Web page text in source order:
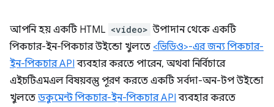
আপনি হয় একটি HTML <video> উপাদান থেকে একটি
পিকচার-ইন-পিকচার উইন্ডো খুলতে <ভিডিও>-এর জন্য পিকচার-
ইন-পিকচার API ব্যবহার করতে পারেন, অথবা নির্বিচারে
এইচটিএমএল বিষয়বস্তু পূরণ করতে একটি সর্বদা-অন-টপ উইন্ডো
খুলতে ডকুমেন্ট পিকচার-ইন-পিকচার API ব্যবহার করতে